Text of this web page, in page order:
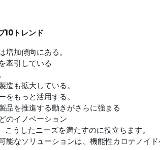
10トレンド
増加傾向にある。
牽引している
造も拡大している。
をもっと活用する。
品を推進する動きがさらに強まる
のイノベーション
こうしたニーズを満たすのに役立ちます。
能なソリューションは、機能性カロテノイ